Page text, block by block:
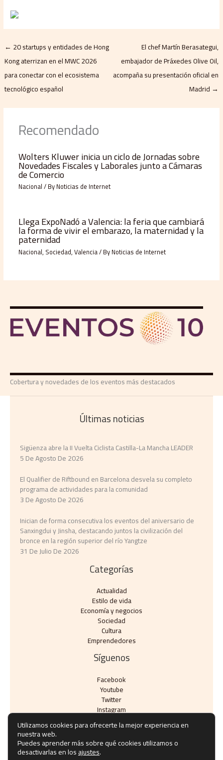
← 20 startups y entidades de Hong
Kong aterrizan en el MWC 2026
para conectar con el ecosistema
tecnológico español
El chef Martín Berasategui,
embajador de Práxedes Olive Oil,
acompaña su presentación oficial en
Madrid →
Recomendado
Wolters Kluwer inicia un ciclo de Jornadas sobre
Novedades Fiscales y Laborales junto a Cámaras
de Comercio
Nacional/ ByNoticias de Internet
Llega ExpoNadó a Valencia: la feria que cambiará
la forma de vivir el embarazo, la maternidad y la
paternidad
Nacional, Sociedad,Valencia/ ByNoticias de Internet
Cobertura y novedades de los eventos más destacados
Últimas noticias
Sigüenza abre la II Vuelta Ciclista Castilla-La Mancha LEADER
5 De Agosto De 2026
El Qualifier de Riftbound en Barcelona desvela su completo
programa de actividades para la comunidad
3 De Agosto De 2026
Inician de forma consecutiva los eventos del aniversario de
Sanxingdui y Jinsha, destacando juntos la civilización del
bronce en la región superior del río Yangtze
31 De Julio De 2026
Categorías
Actualidad
Estilo de vida
Economía y negocios​
Sociedad
Cultura
Emprendedores
Síguenos
Facebook
Youtube
Twitter
Instagram
Utilizamos cookies para ofrecerte la mejor experiencia en
nuestra web.
Puedes aprender más sobre qué cookies utilizamos o
desactivarlas en losajustes.